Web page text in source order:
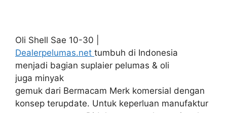
Oli Shell Sae 10-30 |
Dealerpelumas.net tumbuh di Indonesia
menjadi bagian suplaier pelumas & oli
juga minyak
gemuk dari Bermacam Merk komersial dengan
konsep terupdate. Untuk keperluan manufaktur